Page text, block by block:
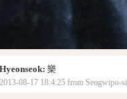
Hyeonseok: 樂
2013-08-17 18:4:25 from Seogwipo-si